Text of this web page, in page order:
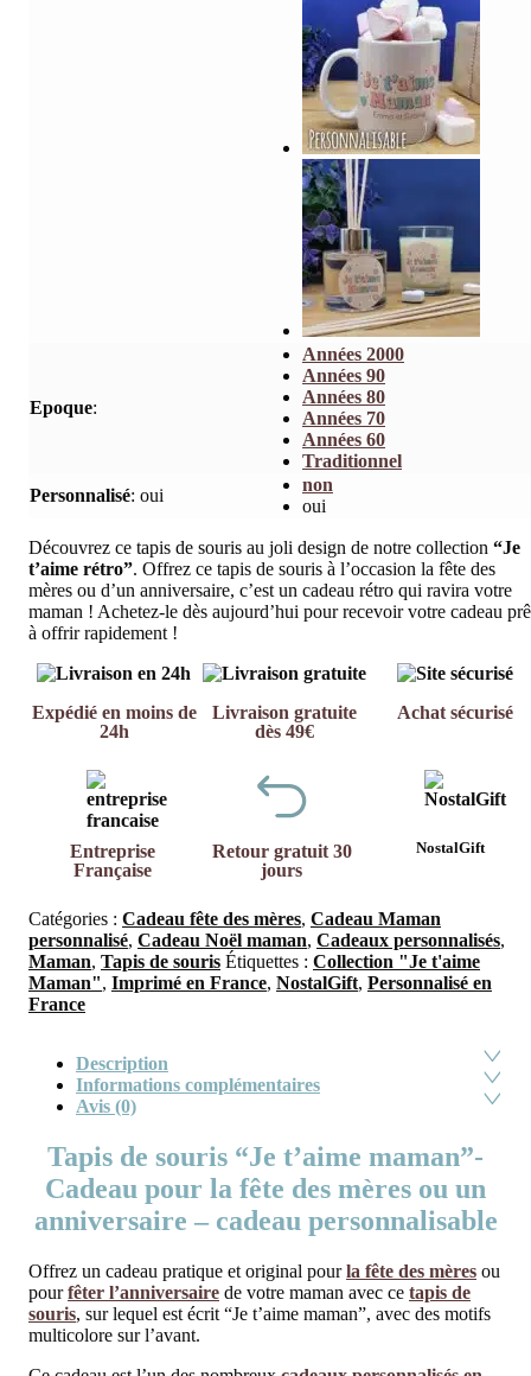
Découvrez ce tapis de souris au joli design de notre collection “Je
t’aime rétro”. Offrez ce tapis de souris à l’occasion la fête des
mères ou d’un anniversaire, c’est un cadeau rétro qui ravira votre
maman ! Achetez-le dès aujourd’hui pour recevoir votre cadeau
à offrir rapidement !
Epoque:
Années 2000
Années 90
Années 80
Années 70
Années 60
Traditionnel
Personnalisé: oui
non
oui
Expédié en moins de
24h
Livraison gratuite
dès 49€
Achat sécurisé
Entreprise
Française
Retour gratuit 30
jours
NostalGift
Catégories : Cadeau fête des mères, Cadeau Maman
personnalisé, Cadeau Noël maman, Cadeaux personnalisés,
Maman, Tapis de souris Étiquettes : Collection "Je t'aime
Maman", Imprimé en France, NostalGift, Personnalisé en
France
Description
Informations complémentaires
Avis (0)
Tapis de souris “Je t’aime maman”-
Cadeau pour la fête des mères ou un
anniversaire – cadeau personnalisable
Offrez un cadeau pratique et original pourla fête des mères ou
pourfêter l’anniversaire de votre maman avec ce tapis de
souris, sur lequel est écrit “Je t’aime maman”, avec des motifs
multicolore sur l’avant.